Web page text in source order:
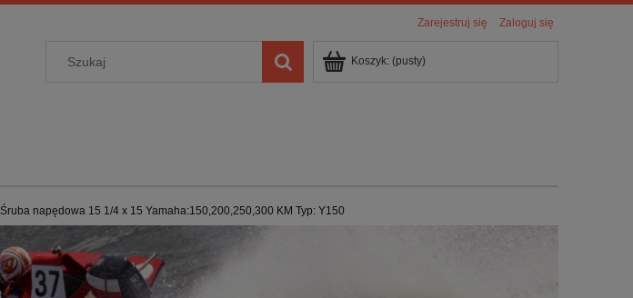
Zarejestruj się Zaloguj się
Koszyk: (pusty)
Śruba napędowa 15 1/4 x 15 Yamaha:150,200,250,300 KM Typ: Y150